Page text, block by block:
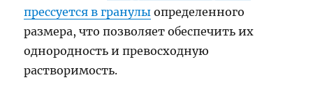
прессуется в гранулы определенного
размера, что позволяет обеспечить их
однородность и превосходную
растворимость.